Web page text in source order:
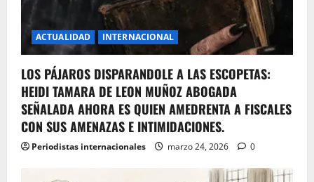
ACTUALIDAD INTERNACIONAL
LOS PÁJAROS DISPARANDOLE A LAS ESCOPETAS:
HEIDI TAMARA DE LEON MUÑOZ ABOGADA
SEÑALADA AHORA ES QUIEN AMEDRENTA A FISCALES
CON SUS AMENAZAS E INTIMIDACIONES.
Periodistas internacionales marzo 24, 2026 0